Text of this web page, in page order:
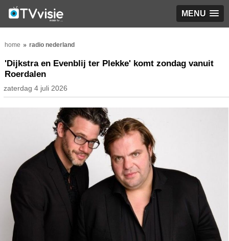
MENU
home radio nederland
'Dijkstra en Evenblij ter Plekke' komt zondag vanuit
Roerdalen
zaterdag 4 juli 2026